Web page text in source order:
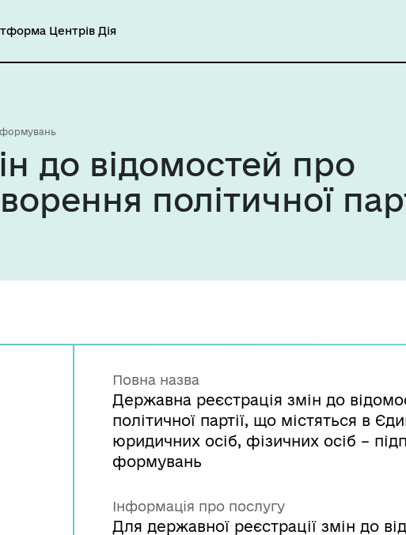
Центрів Дія
формувань
до відомостей про
політичної
Повна назва
Державна реєстрація змін до
політичної партії, що містяться в
юридичних осіб, фізичних осіб –
формувань
Інформація про послугу
Для державної реєстрації змін до